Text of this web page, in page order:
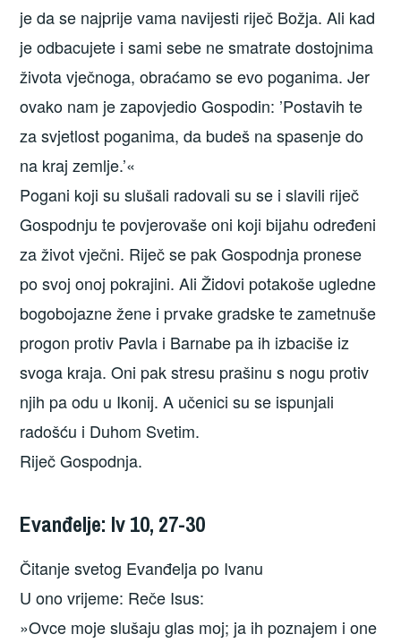
je da se najprije vama navijesti riječ Božja. Ali kad
je odbacujete i sami sebe ne smatrate dostojnima
života vječnoga, obraćamo se evo poganima. Jer
ovako nam je zapovjedio Gospodin: ’Postavih te
za svjetlost poganima, da budeš na spasenje do
na kraj zemlje.’«
Pogani koji su slušali radovali su se i slavili riječ
Gospodnju te povjerovaše oni koji bijahu određeni
za život vječni. Riječ se pak Gospodnja pronese
po svoj onoj pokrajini. Ali Židovi potakoše ugledne
bogobojazne žene i prvake gradske te zametnuše
progon protiv Pavla i Barnabe pa ih izbaciše iz
svoga kraja. Oni pak stresu prašinu s nogu protiv
njih pa odu u Ikonij. A učenici su se ispunjali
radošću i Duhom Svetim.
Riječ Gospodnja.
Evanđelje: Iv 10, 27-30
Čitanje svetog Evanđelja po Ivanu
U ono vrijeme: Reče Isus:
»Ovce moje slušaju glas moj; ja ih poznajem i one